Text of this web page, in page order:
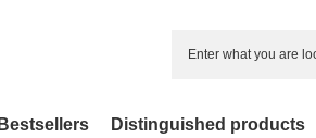
Bestsellers Distinguished products